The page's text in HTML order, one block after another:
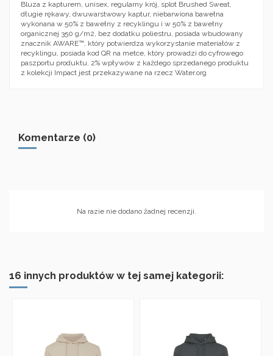
Bluza z kapturem, unisex, regularny krój, splot Brushed Sweat,
długie rękawy, dwuwarstwowy kaptur, niebarwiona bawełna
wykonana w 50% z bawełny z recyklingu i w 50% z bawełny
organicznej 350 g/m2, bez dodatku poliestru, posiada wbudowany
znacznik AWARE™, który potwierdza wykorzystanie materiałów z
recyklingu, posiada kod QR na metce, który prowadzi do cyfrowego
paszportu produktu, 2% wpływów z każdego sprzedanego produktu
z kolekcji Impact jest przekazywane na rzecz Water.org
Komentarze (0)
Na razie nie dodano żadnej recenzji.
16 innych produktów w tej samej kategorii: